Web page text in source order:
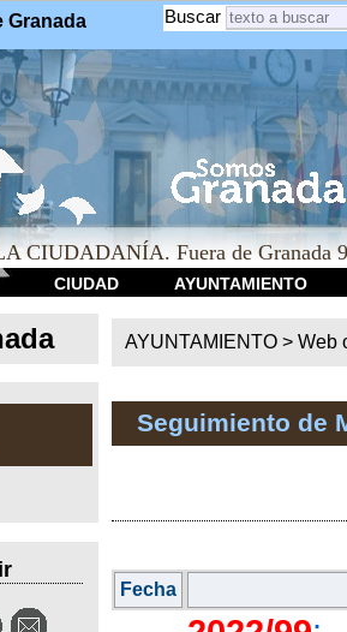
Granada Buscar
CIUDADANÍA. Fuera de Granada
CIUDAD AYUNTAMIENTO
AYUNTAMIENTO > Web
Seguimiento de
Fecha